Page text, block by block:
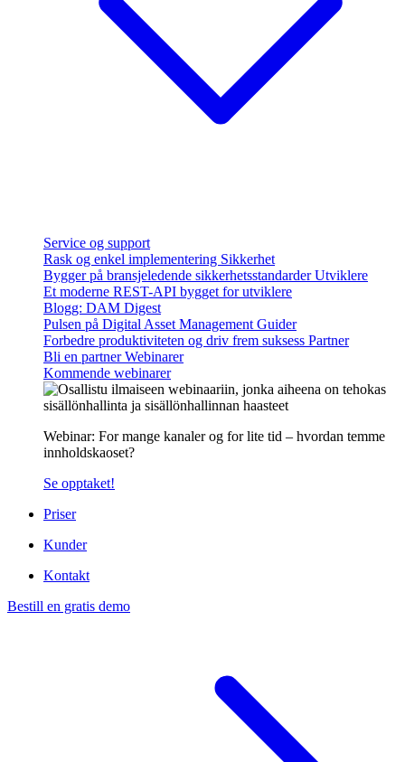
Service og support
Rask og enkel implementering Sikkerhet
Bygger på bransjeledende sikkerhetsstandarderUtviklere
Et moderne REST-API bygget for utviklere
Blogg: DAM Digest
Pulsen på Digital Asset Management Guider
Forbedre produktiviteten og driv frem suksess Partner
Bli en partnerWebinarer
Kommende webinarer
Webinar: For mange kanaler og for lite tid – hvordan temme
innholdskaoset?
Se opptaket!
Priser
Kunder
Kontakt
Bestill en gratis demo